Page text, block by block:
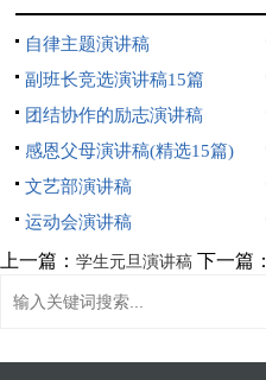
自律主题演讲稿
副班长竞选演讲稿15篇
团结协作的励志演讲稿
感恩父母演讲稿(精选15篇)
文艺部演讲稿
运动会演讲稿
上一篇： 学生元旦演讲稿 下一篇：